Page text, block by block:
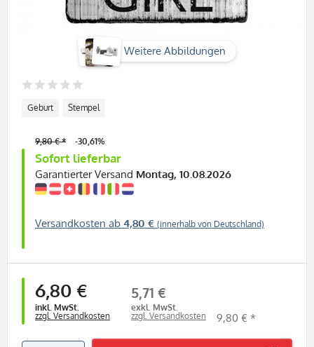
Weitere Abbildungen
Geburt Stempel
Sofort lieferbar
Garantierter Versand Montag, 10.08.2026
Versandkosten ab 4,80 € (innerhalb von Deutschland)
9,80 € * -30,61%
6,80 €
inkl. MwSt.
zzgl. Versandkosten
5,71 €
exkl. MwSt.
zzgl. Versandkosten
9,80 € *